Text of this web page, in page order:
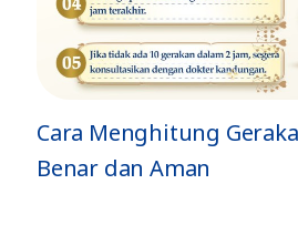
Cara Menghitung
Benar dan Aman